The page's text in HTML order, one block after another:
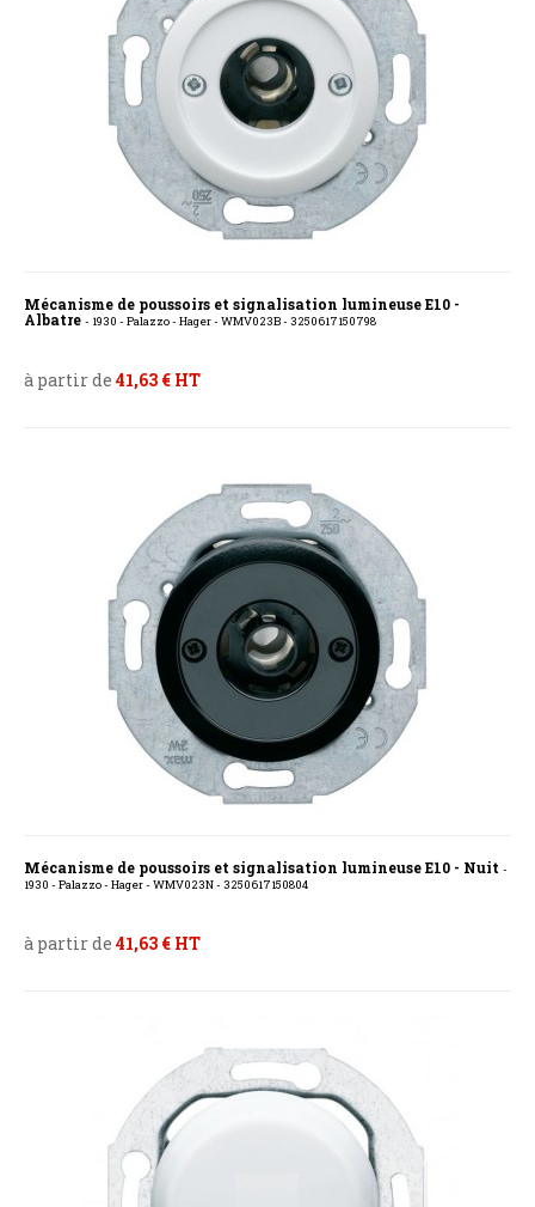
Mécanisme de poussoirs et signalisation lumineuse E10 -
Albatre - 1930 - Palazzo - Hager - WMV023B - 3250617150798
à partir de 41,63 € HT
Mécanisme de poussoirs et signalisation lumineuse E10 - Nuit -
1930 - Palazzo - Hager - WMV023N - 3250617150804
à partir de 41,63 € HT